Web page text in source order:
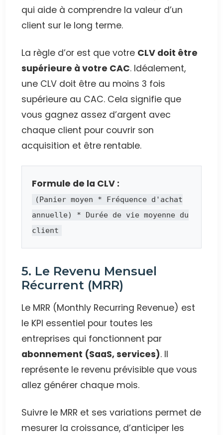
qui aide à comprendre la valeur d’un
client sur le long terme.
La règle d’or est que votre CLV doit être
supérieure à votre CAC. Idéalement,
une CLV doit être au moins 3 fois
supérieure au CAC. Cela signifie que
vous gagnez assez d’argent avec
chaque client pour couvrir son
acquisition et être rentable.
Formule de la CLV :
(Panier moyen * Fréquence d'achat
annuelle) * Durée de vie moyenne du
client
5. Le Revenu Mensuel
Récurrent (MRR)
Le MRR (Monthly Recurring Revenue) est
le KPI essentiel pour toutes les
entreprises qui fonctionnent par
abonnement (SaaS, services). Il
représente le revenu prévisible que vous
allez générer chaque mois.
Suivre le MRR et ses variations permet de
mesurer la croissance, d’anticiper les